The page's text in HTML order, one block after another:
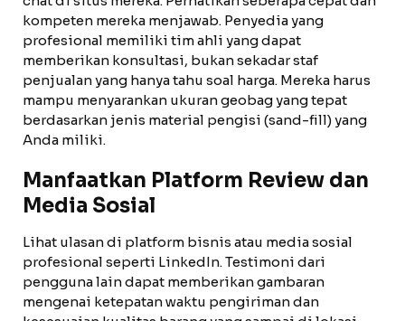
kompeten mereka menjawab. Penyedia yang
profesional memiliki tim ahli yang dapat
memberikan konsultasi, bukan sekadar staf
penjualan yang hanya tahu soal harga. Mereka harus
mampu menyarankan ukuran geobag yang tepat
berdasarkan jenis material pengisi (sand-fill) yang
Anda miliki.
Manfaatkan Platform Review dan
Media Sosial
Lihat ulasan di platform bisnis atau media sosial
profesional seperti LinkedIn. Testimoni dari
pengguna lain dapat memberikan gambaran
mengenai ketepatan waktu pengiriman dan